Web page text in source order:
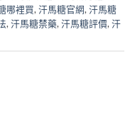
哪裡買, 汗馬糖官網, 汗馬糖
, 汗馬糖禁藥, 汗馬糖評價, 汗